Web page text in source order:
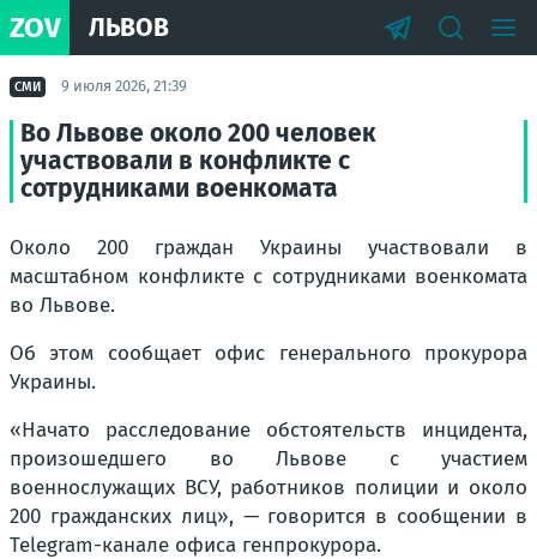
ZOV ЛЬВОВ
СМИ 9 июля 2026, 21:39
Во Львове около 200 человек
участвовали в конфликте с
сотрудниками военкомата
Около 200 граждан Украины участвовали в
масштабном конфликте с сотрудниками военкомата
во Львове.
Об этом сообщает офис генерального прокурора
Украины.
«Начато расследование обстоятельств инцидента,
произошедшего во Львове с участием
военнослужащих ВСУ, работников полиции и около
200 гражданских лиц», — говорится в сообщении в
Telegram-канале офиса генпрокурора.